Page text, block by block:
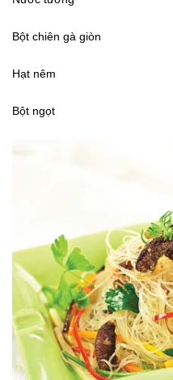
Bột chiên gà giòn
Hạt nêm
Bột ngọt